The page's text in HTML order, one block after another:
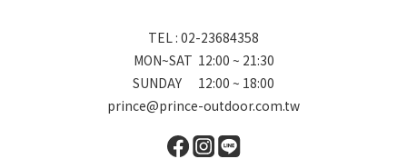
TEL : 02-23684358
MON~SAT 12:00 ~ 21:30
SUNDAY 12:00 ~ 18:00
prince@prince-outdoor.com.tw